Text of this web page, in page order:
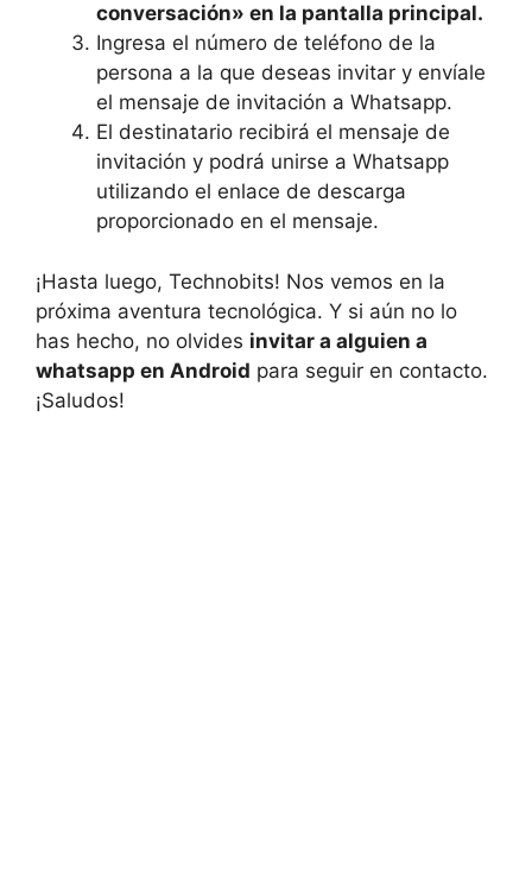
conversación» en la pantalla principal.
Ingresa el número de teléfono de la
persona a la que deseas invitar y envíale
el mensaje de invitación a Whatsapp.
El destinatario recibirá el mensaje de
invitación y podrá unirse a Whatsapp
utilizando el enlace de descarga
proporcionado en el mensaje.
¡Hasta luego, Technobits! Nos vemos en la
próxima aventura tecnológica. Y si aún no lo
has hecho, no olvides invitar a alguien a
whatsapp en Android para seguir en contacto.
¡Saludos!